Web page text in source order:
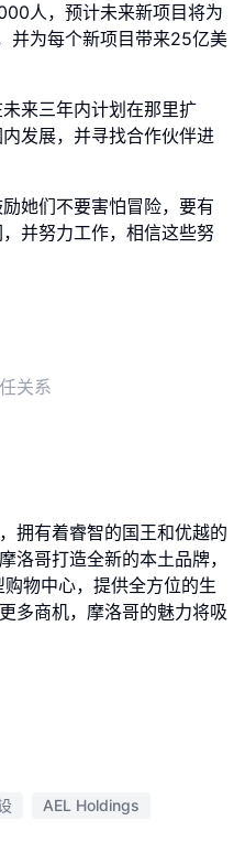
人，预计未来新项目将为
并为每个新项目带来25亿美
来三年内计划在那里扩
发展，并寻找合作伙伴进
她们不要害怕冒险，要有
并努力工作，相信这些努
关系
拥有着睿智的国王和优越的
洛哥打造全新的本土品牌，
物中心，提供全方位的生
多商机，摩洛哥的魅力将吸
AEL Holdings